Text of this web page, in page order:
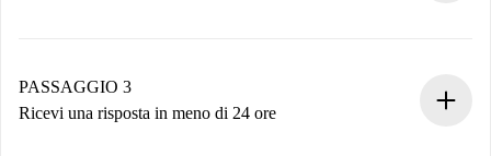
non accetta.
PASSAGGIO 3
Ricevi una risposta in meno di 24 ore